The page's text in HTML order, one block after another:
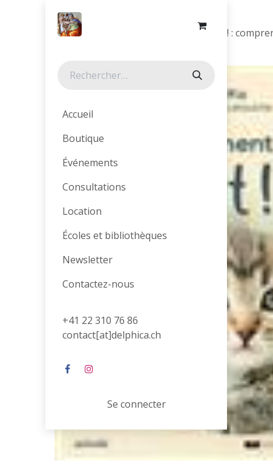
Accueil
Boutique
Événements
Consultations
Location
Écoles et bibliothèques
Newsletter
Contactez-nous
+41 22 310 76 86
contact[at]delphica.ch
Se connecter
Tous les produits Absolument chat ! :